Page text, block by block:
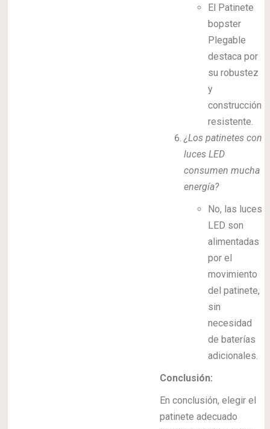
El Patinete
bopster
Plegable
destaca por
su robustez
y
construcción
resistente.
¿Los patinetes con
luces LED
consumen mucha
energía?
No, las luces
LED son
alimentadas
por el
movimiento
del patinete,
sin
necesidad
de baterías
adicionales.
Conclusión:
En conclusión, elegir el
patinete adecuado